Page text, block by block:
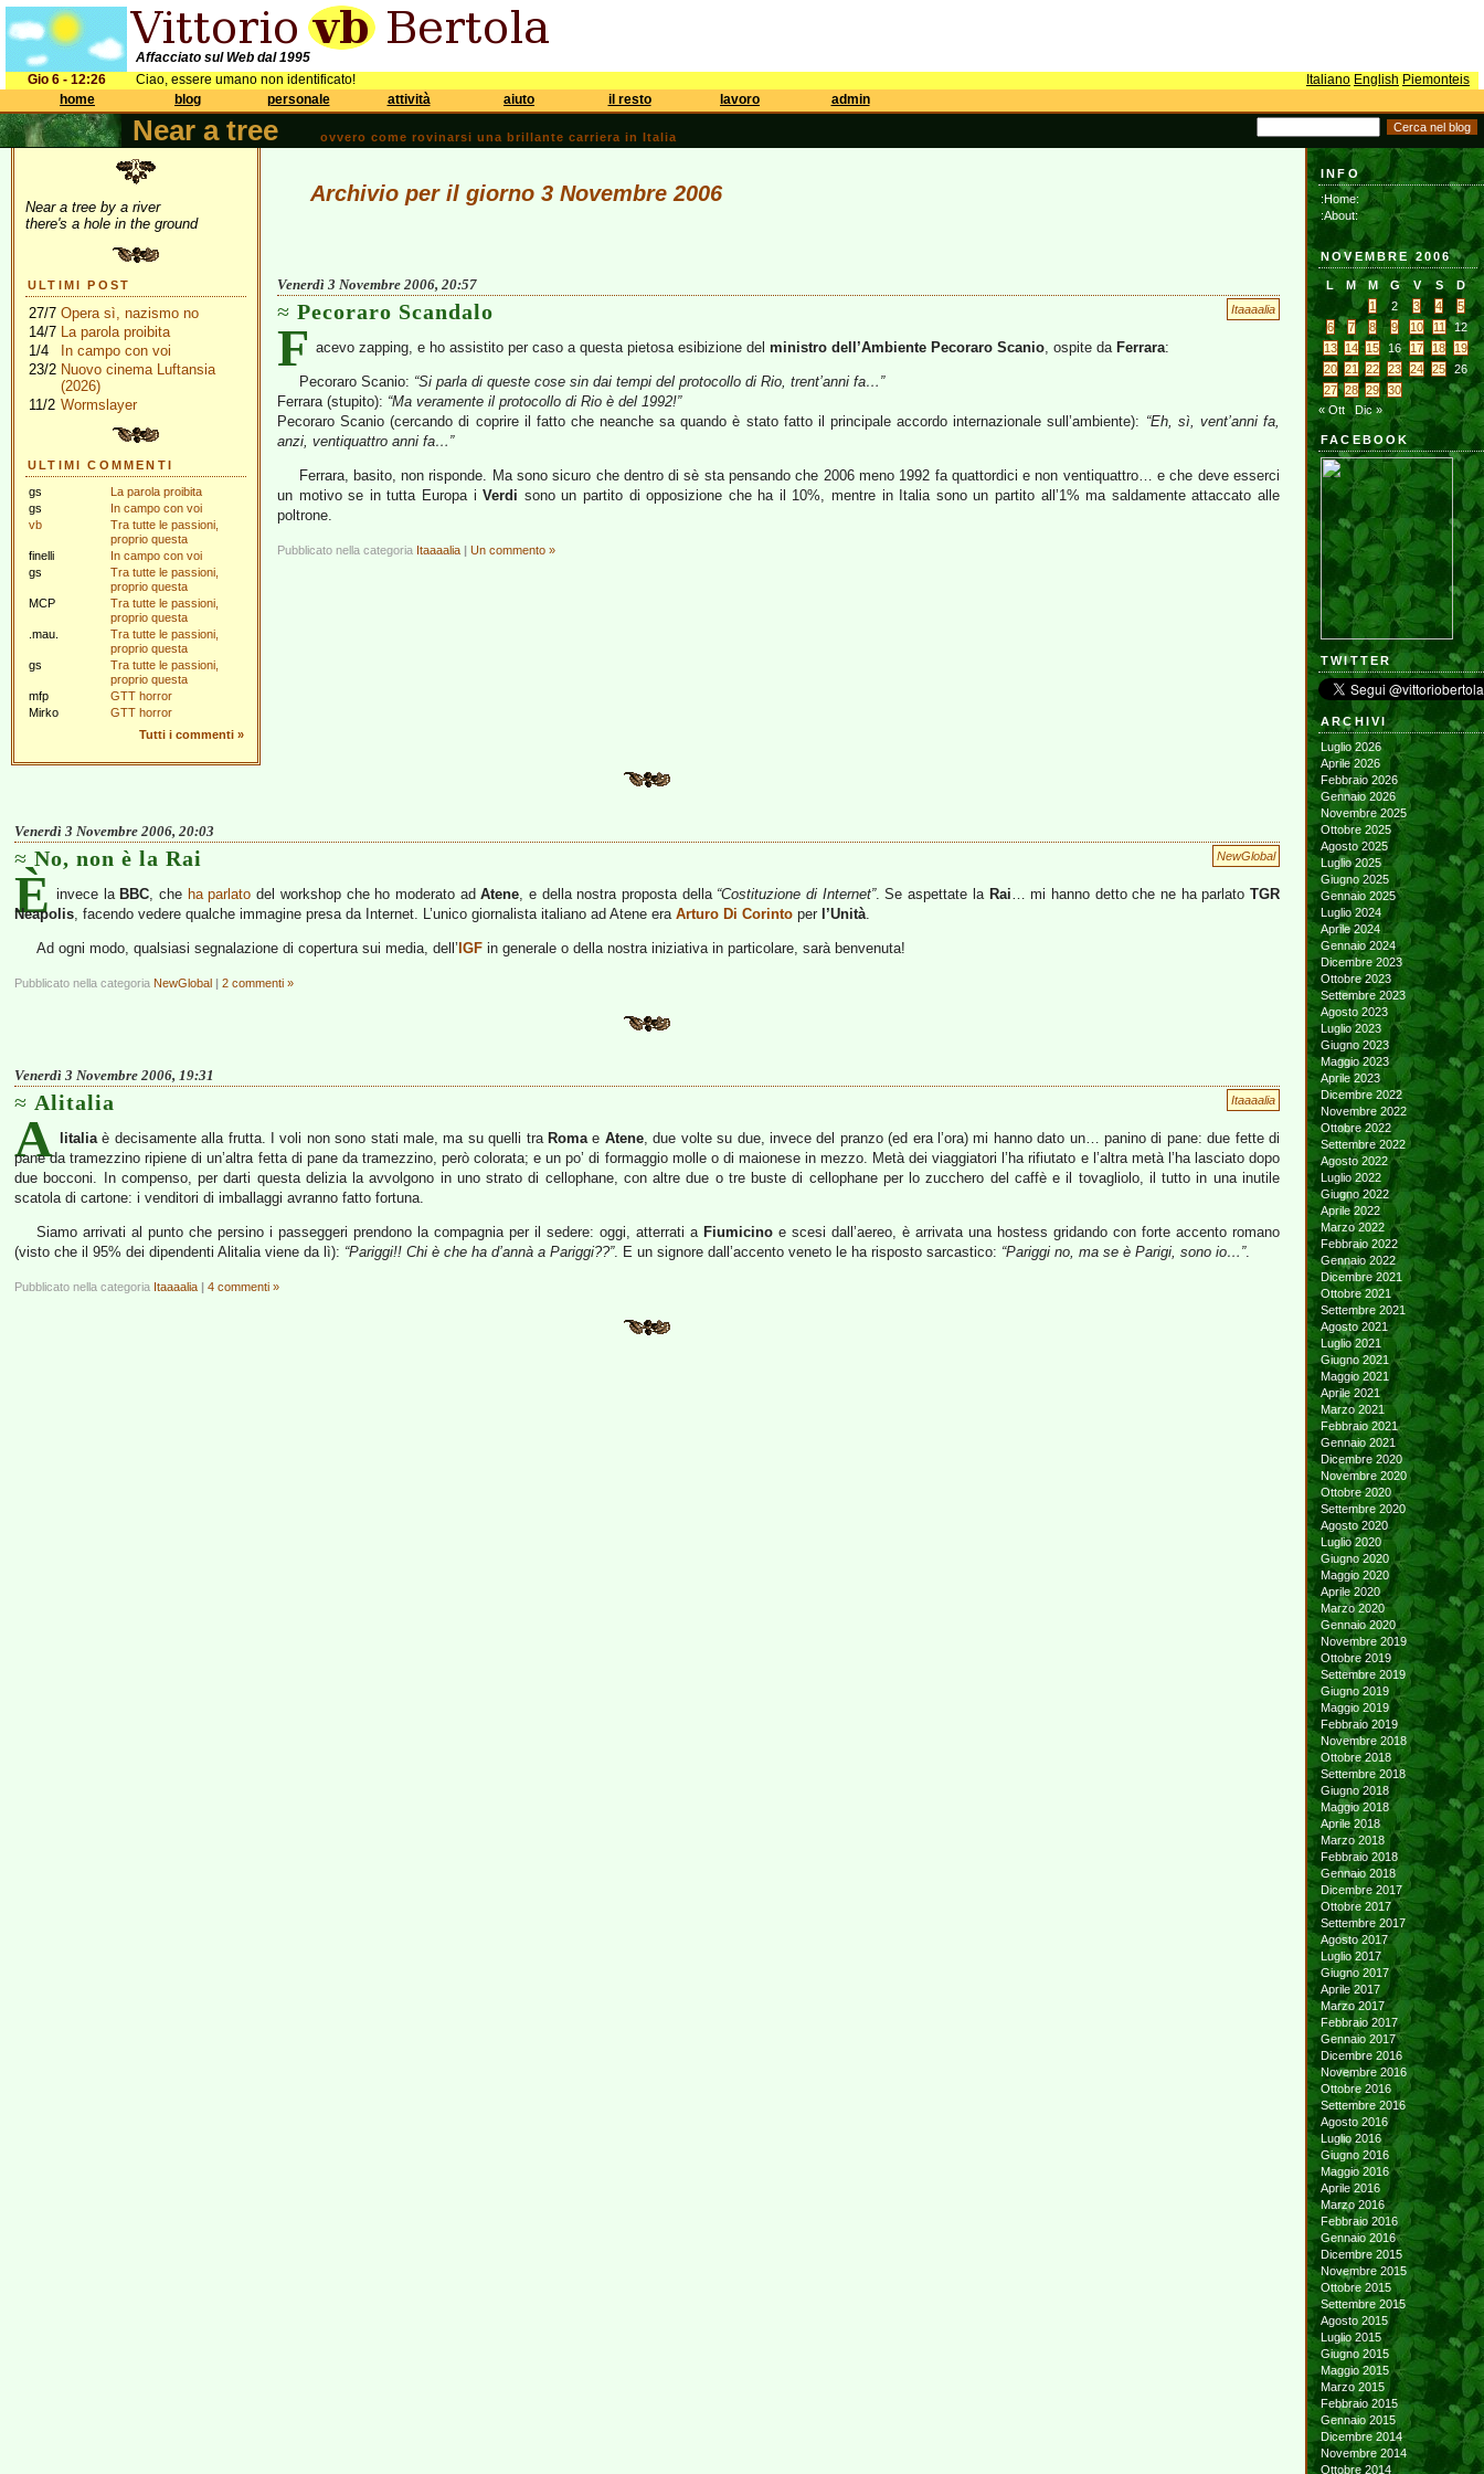
Affacciato sul Web dal 1995
Gio 6 - 12:26
Ciao, essere umano non identificato! Italiano English Piemonteis
home
blog personale attività aiuto il resto lavoro admin
Near a tree ovvero come rovinarsi una brillante carriera in Italia
Near a tree by a river
there's a hole in the ground
ULTIMI POST
27/7 Opera sì, nazismo no
14/7 La parola proibita
1/4
In campo con voi
23/2 Nuovo cinema Luftansia
(2026)
11/2 Wormslayer
ULTIMI COMMENTI
gs
La parola proibita
gs
In campo con voi
vb
Tra tutte le passioni,
proprio questa
finelli
In campo con voi
gs
Tra tutte le passioni,
proprio questa
MCP
Tra tutte le passioni,
proprio questa
.mau.
Tra tutte le passioni,
proprio questa
gs
Tra tutte le passioni,
proprio questa
mfp
GTT horror
Mirko
GTT horror
Tutti i commenti »
Archivio per il giorno 3 Novembre 2006
Venerdì 3 Novembre 2006, 20:57
Itaaaalia
Pecoraro Scandalo
F acevo zapping, e ho assistito per caso a questa pietosa esibizione del ministro dell’Ambiente Pecoraro Scanio, ospite da Ferrara:
Pecoraro Scanio: “Si parla di queste cose sin dai tempi del protocollo di Rio, trent’anni fa…”
Ferrara (stupito): “Ma veramente il protocollo di Rio è del 1992!”
Pecoraro Scanio (cercando di coprire il fatto che neanche sa quando è stato fatto il principale accordo internazionale sull’ambiente): “Eh, sì, vent’anni fa,
anzi, ventiquattro anni fa…”
Ferrara, basito, non risponde. Ma sono sicuro che dentro di sè sta pensando che 2006 meno 1992 fa quattordici e non ventiquattro… e che deve esserci
un motivo se in tutta Europa iVerdi sono un partito di opposizione che ha il 10%, mentre in Italia sono un partito all’1% ma saldamente attaccato alle
poltrone.
Pubblicato nella categoria Itaaaalia | Un commento »
Venerdì 3 Novembre 2006, 20:03
NewGlobal
No, non è la Rai
È invece la BBC, che ha parlato del workshop che ho moderato adAtene, e della nostra proposta della “Costituzione di Internet”. Se aspettate la Rai… mi hanno detto che ne ha parlato TGR
Neapolis, facendo vedere qualche immagine presa da Internet. L’unico giornalista italiano ad Atene era Arturo Di Corinto per l’Unità.
Ad ogni modo, qualsiasi segnalazione di copertura sui media, dell’ IGFin generale o della nostra iniziativa in particolare, sarà benvenuta!
Pubblicato nella categoria NewGlobal | 2 commenti »
Venerdì 3 Novembre 2006, 19:31
Itaaaalia
Alitalia
A litaliaè decisamente alla frutta. I voli non sono stati male, ma su quelli tra Romae Atene, due volte su due, invece del pranzo (ed era l’ora) mi hanno dato un… panino di pane: due fette di
pane da tramezzino ripiene di un’altra fetta di pane da tramezzino, però colorata; e un po’ di formaggio molle o di maionese in mezzo. Metà dei viaggiatori l’ha rifiutato e l’altra metà l’ha lasciato dopo
due bocconi. In compenso, per darti questa delizia la avvolgono in uno strato di cellophane, con altre due o tre buste di cellophane per lo zucchero del caffè e il tovagliolo, il tutto in una inutile
scatola di cartone: i venditori di imballaggi avranno fatto fortuna.
Siamo arrivati al punto che persino i passeggeri prendono la compagnia per il sedere: oggi, atterrati a Fiumicinoe scesi dall’aereo, è arrivata una hostess gridando con forte accento romano
(visto che il 95% dei dipendenti Alitalia viene da lì): “Pariggi!! Chi è che ha d’annà a Pariggi??”. E un signore dall’accento veneto le ha risposto sarcastico: “Pariggi no, ma se è Parigi, sono io…”.
Pubblicato nella categoria Itaaaalia | 4 commenti »
INFO
:Home:
:About:
NOVEMBRE 2006
L M M G V S
D
1
2 3 4
5
6
7 8 9 10 11
12
13
14 15 16 17 18
19
20
21 22 23 24 25
26
27
28 29
30
« Ott
Dic »
FACEBOOK
TWITTER
ARCHIVI
Luglio 2026
Aprile 2026
Febbraio 2026
Gennaio 2026
Novembre 2025
Ottobre 2025
Agosto 2025
Luglio 2025
Giugno 2025
Gennaio 2025
Luglio 2024
Aprile 2024
Gennaio 2024
Dicembre 2023
Ottobre 2023
Settembre 2023
Agosto 2023
Luglio 2023
Giugno 2023
Maggio 2023
Aprile 2023
Dicembre 2022
Novembre 2022
Ottobre 2022
Settembre 2022
Agosto 2022
Luglio 2022
Giugno 2022
Aprile 2022
Marzo 2022
Febbraio 2022
Gennaio 2022
Dicembre 2021
Ottobre 2021
Settembre 2021
Agosto 2021
Luglio 2021
Giugno 2021
Maggio 2021
Aprile 2021
Marzo 2021
Febbraio 2021
Gennaio 2021
Dicembre 2020
Novembre 2020
Ottobre 2020
Settembre 2020
Agosto 2020
Luglio 2020
Giugno 2020
Maggio 2020
Aprile 2020
Marzo 2020
Gennaio 2020
Novembre 2019
Ottobre 2019
Settembre 2019
Giugno 2019
Maggio 2019
Febbraio 2019
Novembre 2018
Ottobre 2018
Settembre 2018
Giugno 2018
Maggio 2018
Aprile 2018
Marzo 2018
Febbraio 2018
Gennaio 2018
Dicembre 2017
Ottobre 2017
Settembre 2017
Agosto 2017
Luglio 2017
Giugno 2017
Aprile 2017
Marzo 2017
Febbraio 2017
Gennaio 2017
Dicembre 2016
Novembre 2016
Ottobre 2016
Settembre 2016
Agosto 2016
Luglio 2016
Giugno 2016
Maggio 2016
Aprile 2016
Marzo 2016
Febbraio 2016
Gennaio 2016
Dicembre 2015
Novembre 2015
Ottobre 2015
Settembre 2015
Agosto 2015
Luglio 2015
Giugno 2015
Maggio 2015
Marzo 2015
Febbraio 2015
Gennaio 2015
Dicembre 2014
Novembre 2014
Ottobre 2014